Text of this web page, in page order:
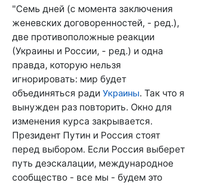
"Семь дней (с момента заключения
женевских договоренностей, - ред.),
две противоположные реакции
(Украины и России, - ред.) и одна
правда, которую нельзя
игнорировать: мир будет
объединяться ради Украины. Так что я
вынужден раз повторить. Окно для
изменения курса закрывается.
Президент Путин и Россия стоят
перед выбором. Если Россия выберет
путь деэскалации, международное
сообщество - все мы - будем это